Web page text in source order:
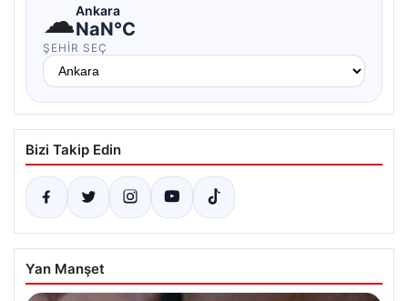
☁Ankara
NaN°C
ŞEHIR SEÇ
Bizi Takip Edin
Yan Manşet